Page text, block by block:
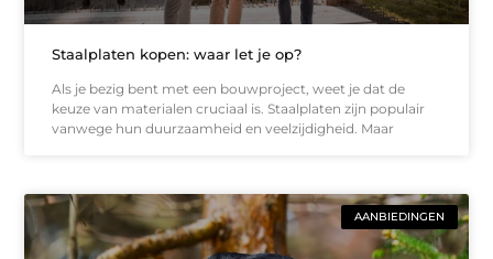
Staalplaten kopen: waar let je op?
Als je bezig bent met een bouwproject, weet je dat de
keuze van materialen cruciaal is. Staalplaten zijn populair
vanwege hun duurzaamheid en veelzijdigheid. Maar
AANBIEDINGEN